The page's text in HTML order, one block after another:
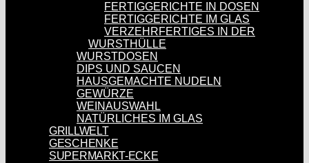
FERTIGGERICHTE IN DOSEN
FERTIGGERICHTE IM GLAS
VERZEHRFERTIGES IN DER
WURSTHÜLLE
WURSTDOSEN
DIPS UND SAUCEN
HAUSGEMACHTE NUDELN
GEWÜRZE
WEINAUSWAHL
NATÜRLICHES IM GLAS
GRILLWELT
GESCHENKE
SUPERMARKT-ECKE